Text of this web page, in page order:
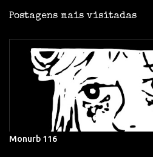
Postagens mais visitadas
Monurb 116